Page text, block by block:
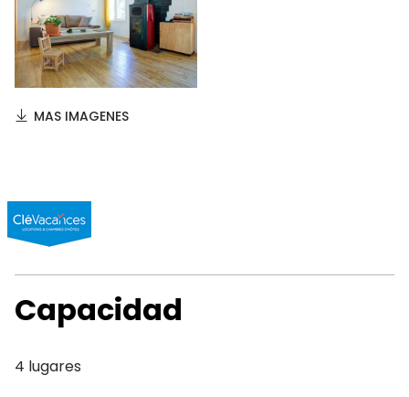
MAS IMAGENES
Capacidad
4 lugares